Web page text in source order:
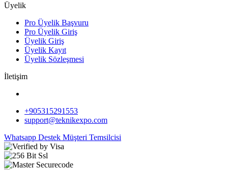
Üyelik
Pro Üyelik Başvuru
Pro Üyelik Giriş
Üyelik Giriş
Üyelik Kayıt
Üyelik Sözleşmesi
İletişim
+905315291553
support@teknikexpo.com
Whatsapp Destek Müşteri Temsilcisi